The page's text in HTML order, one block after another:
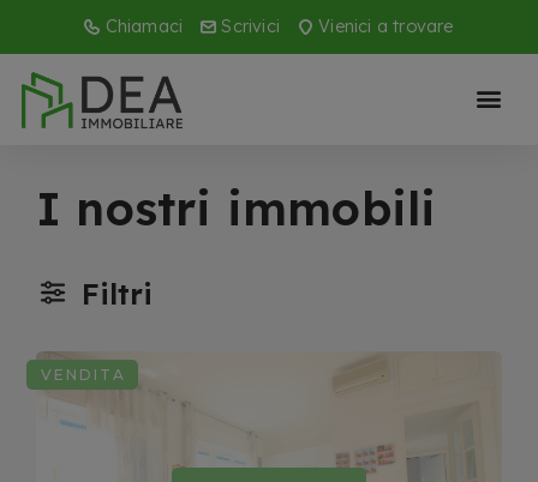
Chiamaci Scrivici Vienici a trovare
I nostri immobili
Filtri
VENDITA